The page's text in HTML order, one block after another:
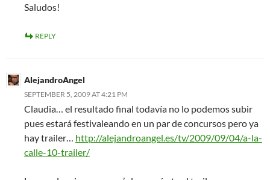
Saludos!
REPLY
AlejandroAngel
SEPTEMBER 5, 2009 AT 4:21 PM
Claudia… el resultado final todavía no lo podemos subir
pues estará festivaleando en un par de concursos pero ya
hay trailer… http://alejandroangel.es/tv/2009/09/04/a-la-
calle-10-trailer/